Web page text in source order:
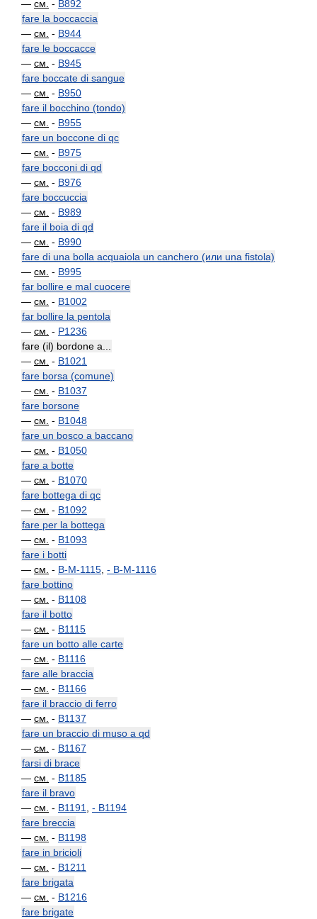
— см. - B892
fare la boccaccia
— см. - B944
fare le boccacce
— см. - B945
fare boccate di sangue
— см. - B950
fare il bocchino (tondo)
— см. - B955
fare un boccone di qc
— см. - B975
fare bocconi di qd
— см. - B976
fare boccuccia
— см. - B989
fare il boia di qd
— см. - B990
fare di una bolla acquaiola un canchero (или una fistola)
— см. - B995
far bollire e mal cuocere
— см. - B1002
far bollire la pentola
— см. - P1236
fare (il) bordone a...
— см. - B1021
fare borsa (comune)
— см. - B1037
fare borsone
— см. - B1048
fare un bosco a baccano
— см. - B1050
fare a botte
— см. - B1070
fare bottega di qc
— см. - B1092
fare per la bottega
— см. - B1093
fare i botti
— см. - B-M-1115 - B-M-1116
fare bottino
— см. - B1108
fare il botto
— см. - B1115
fare un botto alle carte
— см. - B1116
fare alle braccia
— см. - B1166
fare il braccio di ferro
— см. - B1137
fare un braccio di muso a qd
— см. - B1167
farsi di brace
— см. - B1185
fare il bravo
— см. - B1191 - B1194
fare breccia
— см. - B1198
fare in bricioli
— см. - B1211
fare brigata
— см. - B1216
fare brigate